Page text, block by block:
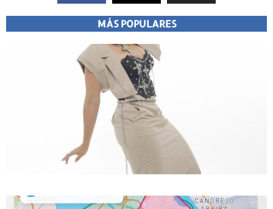
MÁS POPULARES